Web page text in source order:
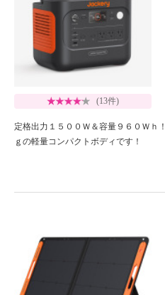
(13件)
定格出力１５００Ｗ＆容量９６０Ｗ
ｇの軽量コンパクトボディです！